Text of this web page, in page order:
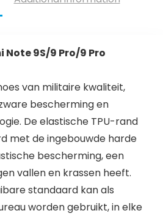
Note 9S/9 Pro/9 Pro
van militaire kwaliteit,
bescherming en
De elastische TPU-rand
met de ingebouwde harde
bescherming, een
vallen en krassen heeft.
standaard kan als
worden gebruikt, in elke